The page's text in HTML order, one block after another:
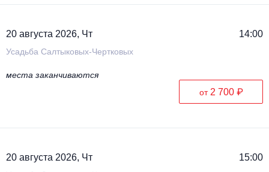
20 августа 2026, Чт 14:00
Усадьба Салтыковых-Чертковых
места заканчиваются
от 2 700 ₽
20 августа 2026, Чт 15:00